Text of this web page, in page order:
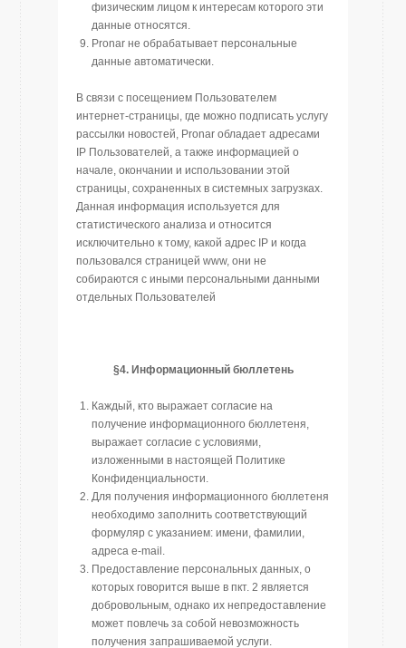
физическим лицом к интересам которого эти
данные относятся.
Pronar не обрабатывает персональные
данные автоматически.
В связи с посещением Пользователем
интернет-страницы, где можно подписать услугу
рассылки новостей, Pronar обладает адресами
IP Пользователей, а также информацией о
начале, окончании и использовании этой
страницы, сохраненных в системных загрузках.
Данная информация используется для
статистического анализа и относится
исключительно к тому, какой адрес IP и когда
пользовался страницей www, они не
собираются с иными персональными данными
отдельных Пользователей
§4. Информационный бюллетень
Каждый, кто выражает согласие на
получение информационного бюллетеня,
выражает согласие с условиями,
изложенными в настоящей Политике
Конфиденциальности.
Для получения информационного бюллетеня
необходимо заполнить соответствующий
формуляр с указанием: имени, фамилии,
адреса e-mail.
Предоставление персональных данных, о
которых говорится выше в пкт. 2 является
добровольным, однако их непредоставление
может повлечь за собой невозможность
получения запрашиваемой услуги.